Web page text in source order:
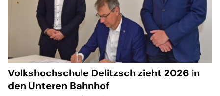
Volkshochschule Delitzsch zieht 2026 in
den Unteren Bahnhof